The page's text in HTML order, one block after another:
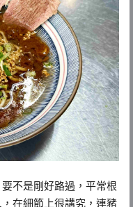
不是剛好路過，平常根
在細節上很講究，連豬